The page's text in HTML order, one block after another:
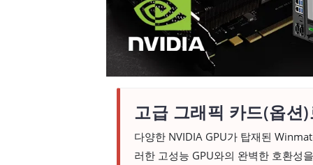
고급 그래픽 카드(옵션
다양한 NVIDIA GPU가 탑재된
러한 고성능 GPU와의 완벽한 호환성